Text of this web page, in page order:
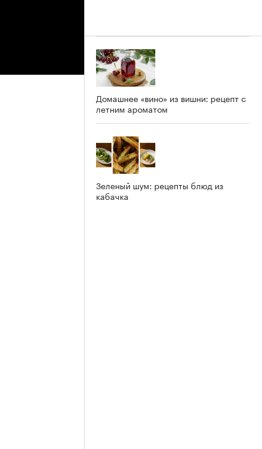
Домашнее «вино» из вишни: рецепт с
летним ароматом
Зеленый шум: рецепты блюд из
кабачка